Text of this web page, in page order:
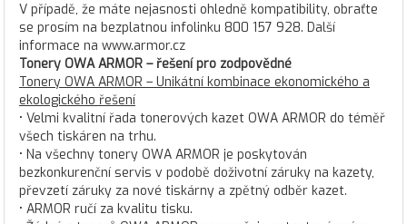
V případě, že máte nejasnosti ohledně kompatibility, obraťte
se prosím na bezplatnou infolinku 800 157 928. Další
informace na www.armor.cz
Tonery OWA ARMOR – řešení pro zodpovědné
Tonery OWA ARMOR – Unikátní kombinace ekonomického a
ekologického řešení
• Velmi kvalitní řada tonerových kazet OWA ARMOR do téměř
všech tiskáren na trhu.
• Na všechny tonery OWA ARMOR je poskytován
bezkonkurenční servis v podobě doživotní záruky na kazety,
převzetí záruky za nové tiskárny a zpětný odběr kazet.
• ARMOR ručí za kvalitu tisku.